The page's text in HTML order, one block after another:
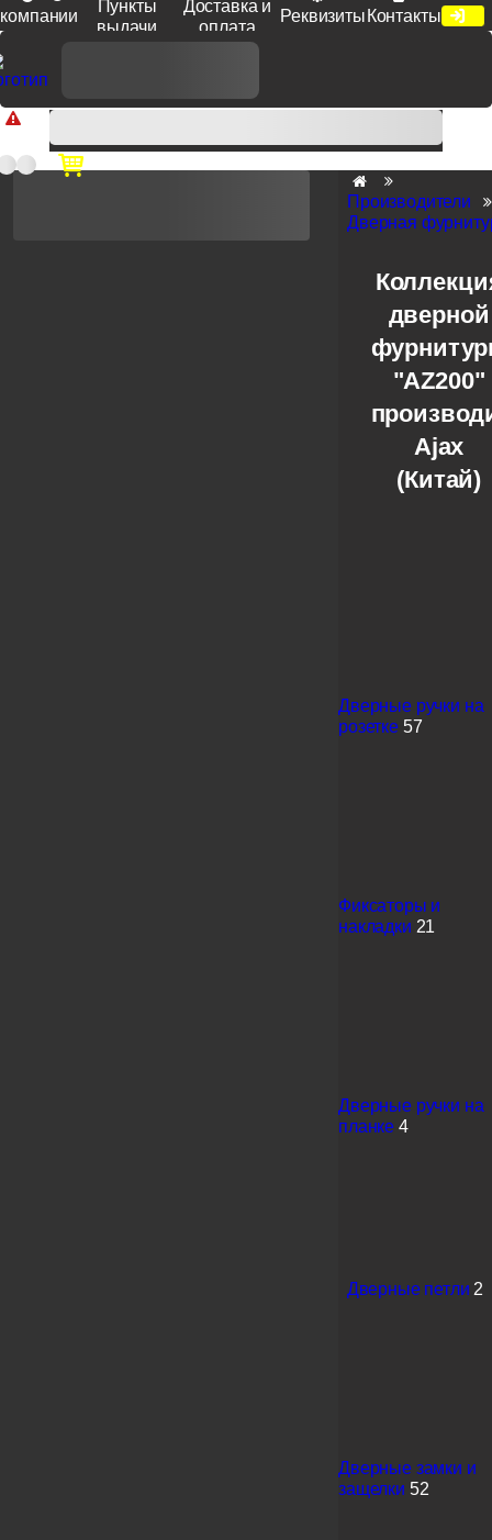
компании
Пункты
выдачи
Доставка и
оплата
Реквизиты Контакты
Доп. скидка от цен на сайте 7% при заказе от 50 тыс. руб
продукции Venezia, Fratelli, Tupai, Extreza, Melodia, Forme при
оплате по счету.
Производители
Дверная
дверной
"AZ200"
Ajax
(Китай)
Дверные ручки на
розетке 57
Фиксаторы и
накладки 21
Дверные ручки на
планке 4
Дверные петли 2
Дверные замки и
защелки 52